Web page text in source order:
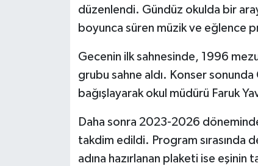
düzenlendi. Gündüz okulda bir
boyunca süren müzik ve eğlence
Gecenin ilk sahnesinde, 1996
grubu sahne aldı. Konser sonunda
bağışlayarak okul müdürü Faruk
Daha sonra 2023-2026
takdim edildi. Program sırasında
adına hazırlanan plaketi ise